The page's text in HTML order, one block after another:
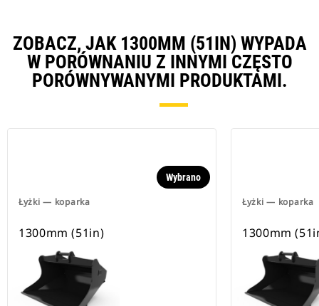
ZOBACZ, JAK 1300MM (51IN) WYPADA
W PORÓWNANIU Z INNYMI CZĘSTO
PORÓWNYWANYMI PRODUKTAMI.
Łyżki — koparka
Wybrano
1300mm (51in)
Łyżki — koparka
1300mm